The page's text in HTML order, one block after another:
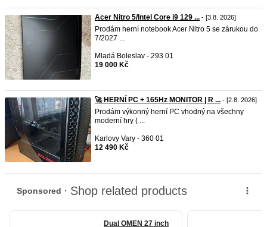
Acer Nitro 5/Intel Core i9 129 ... - [3.8. 2026]
Prodám herní notebook Acer Nitro 5 se zárukou do
7/2027 ...
Mladá Boleslav - 293 01
19 000 Kč
🚀 HERNÍ PC + 165Hz MONITOR | R ... - [2.8. 2026]
Prodám výkonný herní PC vhodný na všechny
moderní hry ( ...
Karlovy Vary - 360 01
12 490 Kč